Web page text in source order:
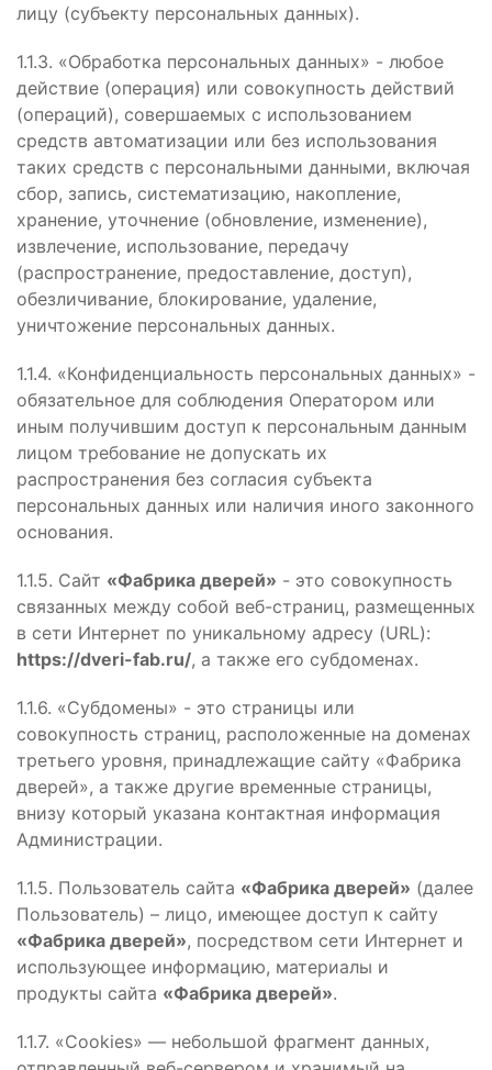
лицу (субъекту персональных данных).
1.1.3. «Обработка персональных данных» - любое
действие (операция) или совокупность действий
(операций), совершаемых с использованием
средств автоматизации или без использования
таких средств с персональными данными, включая
сбор, запись, систематизацию, накопление,
хранение, уточнение (обновление, изменение),
извлечение, использование, передачу
(распространение, предоставление, доступ),
обезличивание, блокирование, удаление,
уничтожение персональных данных.
1.1.4. «Конфиденциальность персональных данных» -
обязательное для соблюдения Оператором или
иным получившим доступ к персональным данным
лицом требование не допускать их
распространения без согласия субъекта
персональных данных или наличия иного законного
основания.
1.1.5. Сайт «Фабрика дверей» - это совокупность
связанных между собой веб-страниц, размещенных
в сети Интернет по уникальному адресу (URL):
https://dveri-fab.ru/, а также его субдоменах.
1.1.6. «Субдомены» - это страницы или
совокупность страниц, расположенные на доменах
третьего уровня, принадлежащие сайту «Фабрика
дверей», а также другие временные страницы,
внизу который указана контактная информация
Администрации.
1.1.5. Пользователь сайта «Фабрика дверей» (далее
Пользователь) – лицо, имеющее доступ к сайту
«Фабрика дверей», посредством сети Интернет и
использующее информацию, материалы и
продукты сайта «Фабрика дверей».
1.1.7. «Cookies» — небольшой фрагмент данных,